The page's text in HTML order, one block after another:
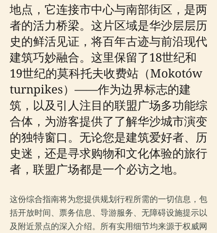
地点，它连接市中心与南部街区，是两
者的活力桥梁。这片区域是华沙层层历
史的鲜活见证，将百年古迹与前沿现代
建筑巧妙融合。这里保留了18世纪和
19世纪的莫科托夫收费站（Mokotów
turnpikes）——作为边界标志的建
筑，以及引人注目的联盟广场多功能综
合体，为游客提供了了解华沙城市演变
的独特窗口。无论您是建筑爱好者、历
史迷，还是寻求购物和文化体验的旅行
者，联盟广场都是一个必访之地。
这份综合指南将为您提供规划行程所需的一切信息，包
括开放时间、票务信息、导游服务、无障碍设施提示以
及附近景点的深入介绍。所有实用细节均来源于权威网